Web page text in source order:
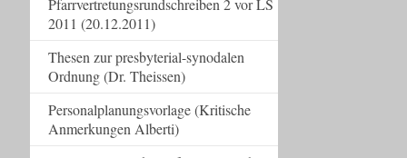
Pfarrvertretungsrundschreiben 2 vor LS
2011 (20.12.2011)
Thesen zur presbyterial-synodalen
Ordnung (Dr. Theissen)
Personalplanungsvorlage (Kritische
Anmerkungen Alberti)